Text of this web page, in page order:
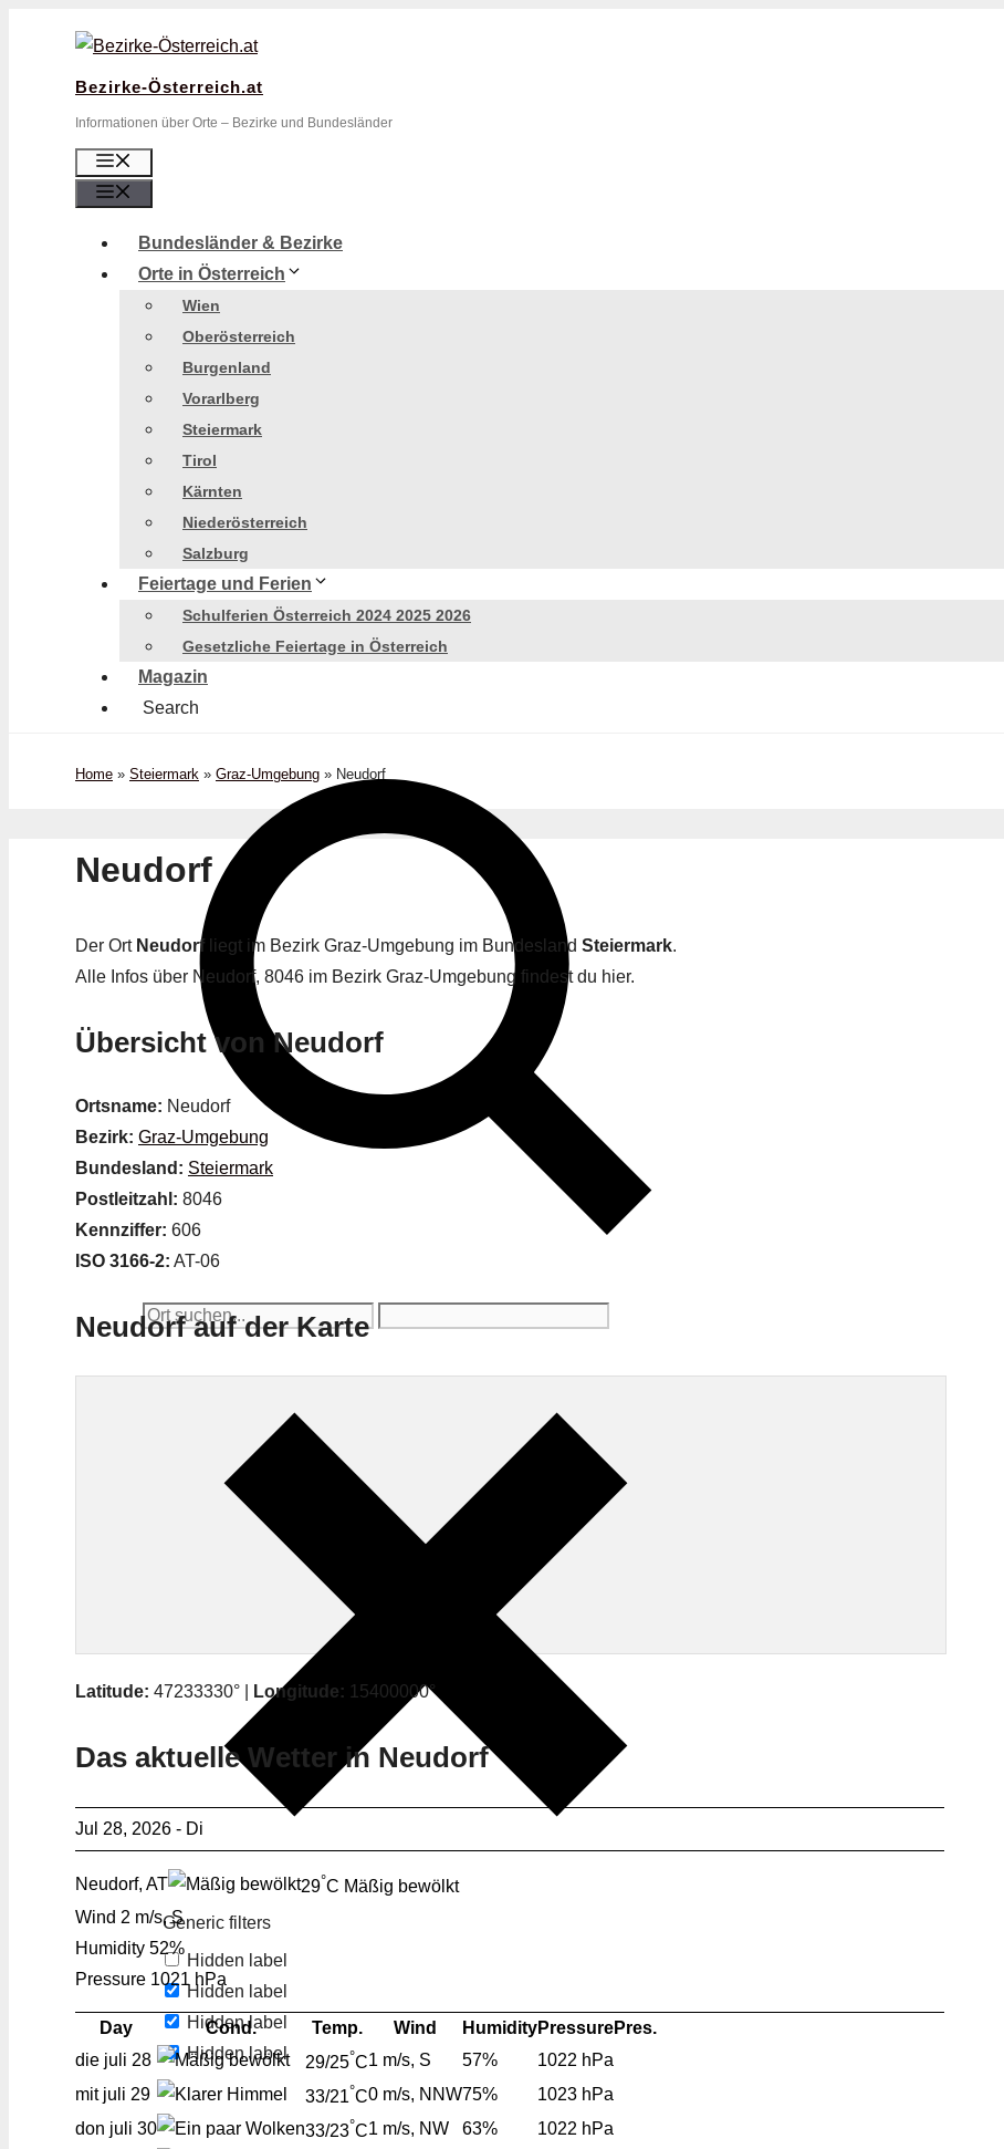
Bezirke-Österreich.at
Informationen über Orte – Bezirke und Bundesländer
Bundesländer & Bezirke
Orte in Österreich
Wien
Oberösterreich
Burgenland
Vorarlberg
Steiermark
Tirol
Kärnten
Niederösterreich
Salzburg
Feiertage und Ferien
Schulferien Österreich 2024 2025 2026
Gesetzliche Feiertage in Österreich
Magazin
Search
Generic filters
Hidden label
Hidden label
Hidden label
Hidden label
Home » Steiermark » Graz-Umgebung » Neudorf
Neudorf
Der Ort Neudorf liegt im Bezirk Graz-Umgebung im Bundesland Steiermark.
Alle Infos über Neudorf, 8046 im Bezirk Graz-Umgebung findest du hier.
Übersicht von Neudorf
Ortsname: Neudorf
Bezirk: Graz-Umgebung
Bundesland: Steiermark
Postleitzahl: 8046
Kennziffer: 606
ISO 3166-2: AT-06
Neudorf auf der Karte
Latitude: 47233330° | Longitude: 15400000°
Das aktuelle Wetter in Neudorf
Jul 28, 2026 - Di
Neudorf, AT 29°C Mäßig bewölkt
Wind 2 m/s, S
Humidity 52%
Pressure 1021 hPa
Day Cond. Temp. Wind HumidityPressurePres.
die juli 28 29/25°C1 m/s, S 57%
1022 hPa
mit juli 29 33/21°C0 m/s, NNW75%
1023 hPa
don juli 30 33/23°C1 m/s, NW 63%
1022 hPa